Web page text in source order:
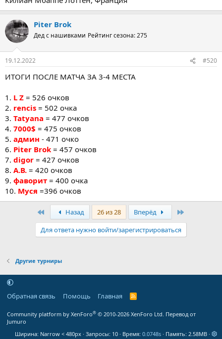
Piter Brok
Дед с нашивками Рейтинг сезона: 275
19.12.2022 #520
ИТОГИ ПОСЛЕ МАТЧА ЗА 3-4 МЕСТА
1. L Z = 526 очков
2. rencis = 502 очка
3. Tatyana = 477 очков
4. 7000$ = 475 очков
5. админ - 471 очко
6. Piter Brok = 457 очков
7. digor = 427 очков
8. А.В. = 420 очков
9. фаворит = 400 очка
10. Муся =396 очков
ПервыйНазад 26 из 28 Вперёд
Для ответа нужно войти/зарегистрироваться
Другие турниры
Обратная связь Помощь Главная
R
Community platform by XenForo® © 2010-2026 XenForo Ltd. Перевод от
Jumuro
Ширина
Запросы 10 Время 0.0748s Память 2.58MB